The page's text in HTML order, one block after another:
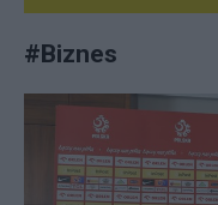
#Biznes